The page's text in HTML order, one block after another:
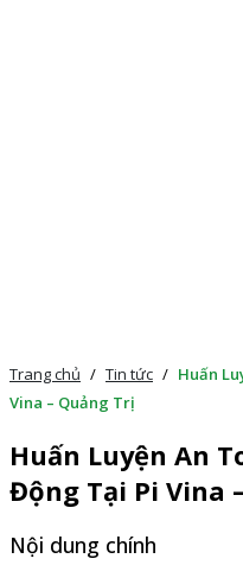
Trang chủ / Tin tức / Huấn
Vina – Quảng Trị
Huấn Luyện An
Động Tại Pi Vina
Nội dung chính